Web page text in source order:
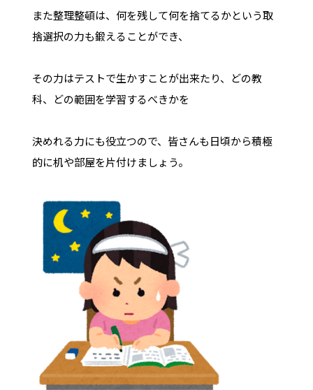
また整理整頓は、何を残して何を捨てるかという取
捨選択の力も鍛えることができ、
その力はテストで生かすことが出来たり、どの教
科、どの範囲を学習するべきかを
決めれる力にも役立つので、皆さんも日頃から積極
的に机や部屋を片付けましょう。